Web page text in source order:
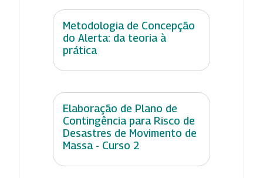
Metodologia de Concepção
do Alerta: da teoria à
prática
Elaboração de Plano de
Contingência para Risco de
Desastres de Movimento de
Massa - Curso 2